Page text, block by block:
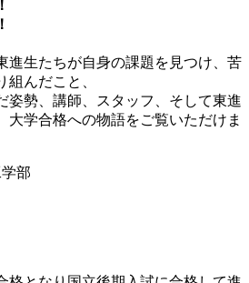
進生たちが自身の課題を見つけ、苦
んだこと、
姿勢、講師、スタッフ、そして東進
大学合格への物語をご覧いただけま